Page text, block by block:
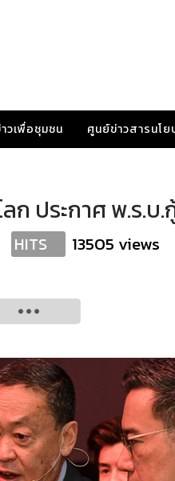
วเพื่อชุมชน ศูนย์ข่าวสารนโ
ก ประกาศ พ.ร.บ
HITS 13505 views